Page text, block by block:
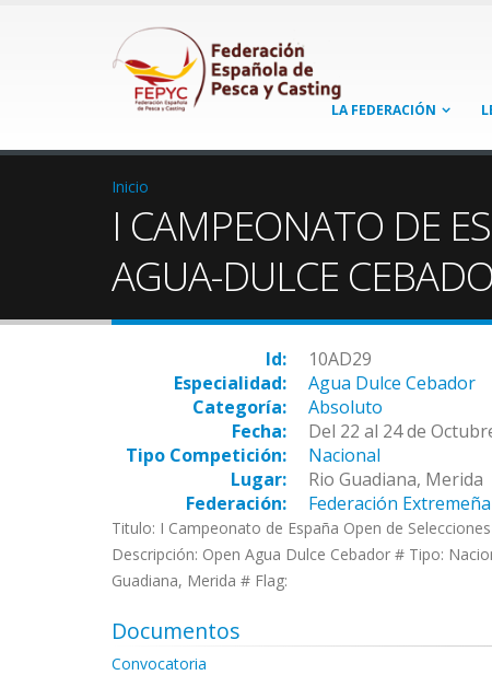
LA FEDERACIÓN
Inicio
I CAMPEONATO DE
AGUA-DULCE
Id:
10AD29
Especialidad:
Agua Dulce Cebador
Categoría:
Absoluto
Fecha:
Del 22 al 24 de
Tipo Competición:
Nacional
Lugar:
Rio Guadiana, Merida
Federación:
Federación
Titulo: I Campeonato de España Open de
Descripción: Open Agua Dulce Cebador # Tipo:
Guadiana, Merida # Flag:
Documentos
Convocatoria